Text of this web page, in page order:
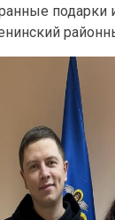
подарки